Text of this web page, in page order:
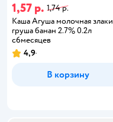
1,57 р. 1,74 р.
Каша Агуша молочная злаки
груша банан 2.7% 0.2л
с6месяцев
4,9
В корзину